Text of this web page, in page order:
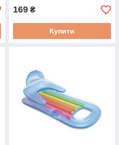
169 ₴
Купити